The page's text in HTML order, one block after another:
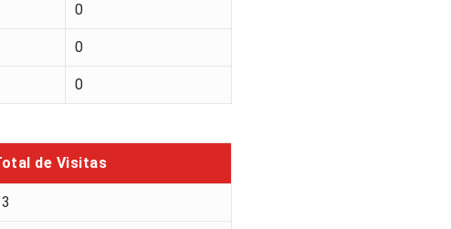
0
0
0
de Visitas